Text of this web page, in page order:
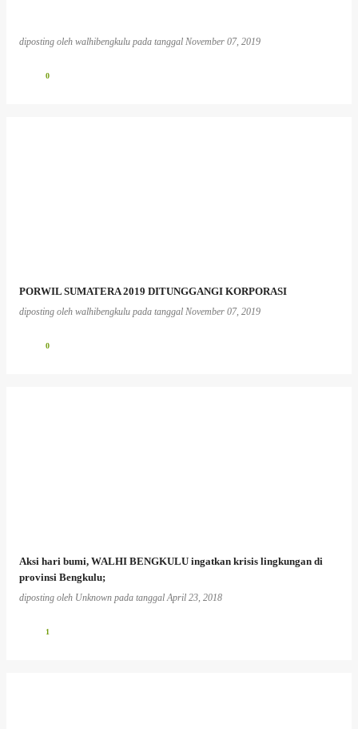
diposting oleh walhibengkulu pada tanggal November 07, 2019
0
PORWIL SUMATERA 2019 DITUNGGANGI KORPORASI
diposting oleh walhibengkulu pada tanggal November 07, 2019
0
Aksi hari bumi, WALHI BENGKULU ingatkan krisis lingkungan di
provinsi Bengkulu;
diposting oleh Unknown pada tanggalApril 23, 2018
1